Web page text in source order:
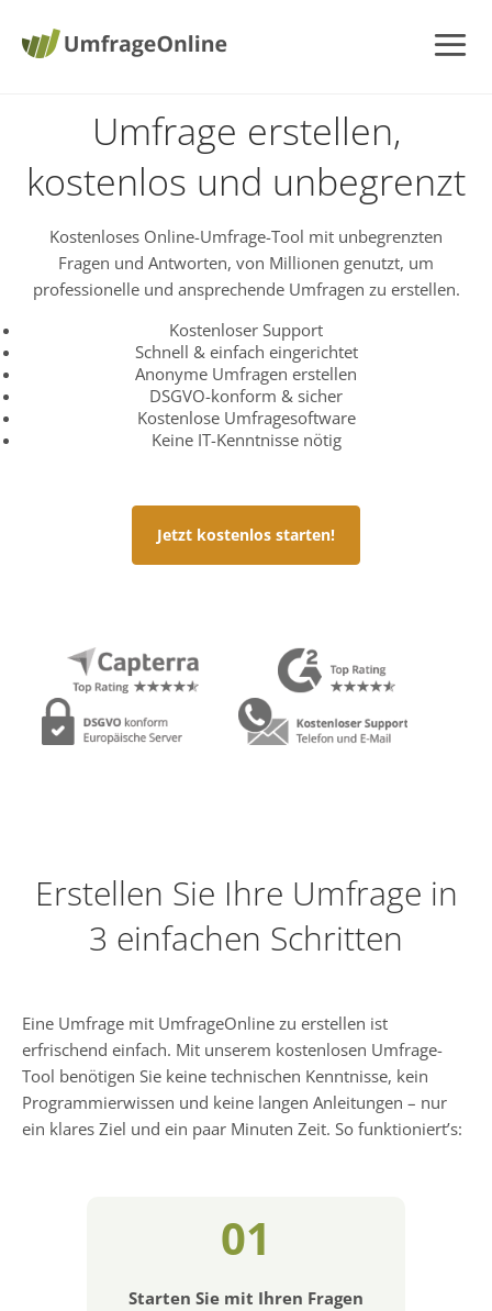
Umfrage erstellen,
kostenlos und unbegrenzt
Kostenloses Online-Umfrage-Tool mit unbegrenzten
Fragen und Antworten, von Millionen genutzt, um
professionelle und ansprechende Umfragen zu erstellen.
Kostenloser Support
Schnell & einfach eingerichtet
Anonyme Umfragen erstellen
DSGVO-konform & sicher
Kostenlose Umfragesoftware
Keine IT-Kenntnisse nötig
Jetzt kostenlos starten!
Erstellen Sie Ihre Umfrage in
3 einfachen Schritten
Eine Umfrage mit UmfrageOnline zu erstellen ist
erfrischend einfach. Mit unserem kostenlosen Umfrage-
Tool benötigen Sie keine technischen Kenntnisse, kein
Programmierwissen und keine langen Anleitungen – nur
ein klares Ziel und ein paar Minuten Zeit. So funktioniert’s:
01
Starten Sie mit Ihren Fragen